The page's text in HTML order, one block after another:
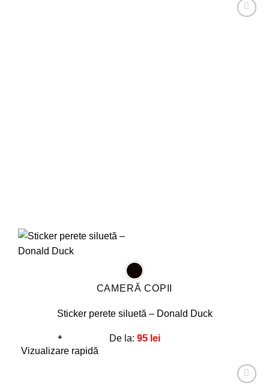
+
Acest
Vizualizare rapidă
CAMERĂ COPII
Sticker perete siluetă – Donald Duck
De la: 95 lei